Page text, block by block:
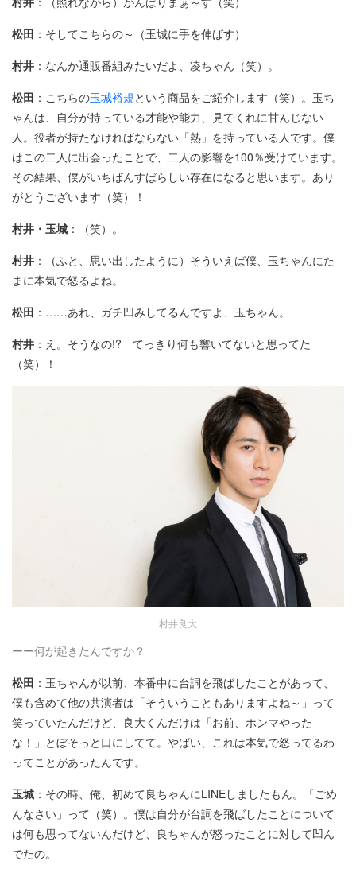
松田 ：そしてこちらの～（玉城に手を伸ばす）
村井 ：なんか通販番組みたいだよ、凌ちゃん（笑）。
松田 ：こちらの玉城裕規 という商品をご紹介します（笑）。玉ち
ゃんは、自分が持っている才能や能力、見てくれに甘んじない
人。役者が持たなければならない「熱」を持っている人です。僕
はこの二人に出会ったことで、二人の影響を100％受けています。
その結果、僕がいちばんすばらしい存在になると思います。あり
がとうございます（笑）！
村井・玉城 ：（笑）。
村井 ：（ふと、思い出したように）そういえば僕、玉ちゃんにた
まに本気で怒るよね。
松田 ：……あれ、ガチ凹みしてるんですよ、玉ちゃん。
村井 ：え。そうなの!? てっきり何も響いてないと思ってた
（笑）！
村井良大
ーー何が起きたんですか？
松田 ：玉ちゃんが以前、本番中に台詞を飛ばしたことがあって、
僕も含めて他の共演者は「そういうこともありますよね～」って
笑っていたんだけど、良大くんだけは「お前、ホンマやった
な！」とぼそっと口にしてて。やばい、これは本気で怒ってるわ
ってことがあったんです。
玉城 ：その時、俺、初めて良ちゃんにLINEしましたもん。「ごめ
んなさい」って（笑）。僕は自分が台詞を飛ばしたことについて
は何も思ってないんだけど、良ちゃんが怒ったことに対して凹ん
でたの。